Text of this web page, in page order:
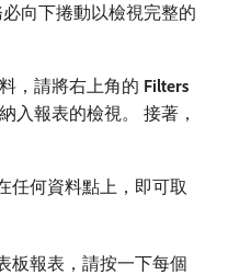
向下捲動以檢視完整的
，請將右上角的​ Filters
入報表的檢視。 接著，
任何資料點上，即可取
板報表，請按一下每個